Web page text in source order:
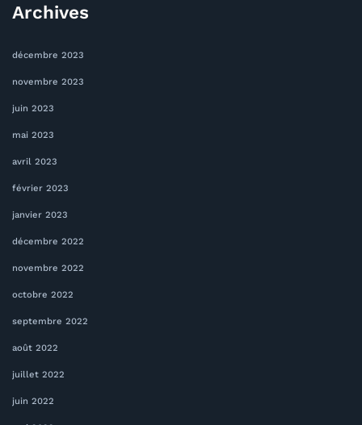
Archives
décembre 2023
novembre 2023
juin 2023
mai 2023
avril 2023
février 2023
janvier 2023
décembre 2022
novembre 2022
octobre 2022
septembre 2022
août 2022
juillet 2022
juin 2022